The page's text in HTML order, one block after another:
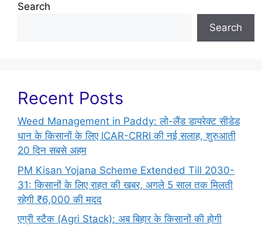
Search
Search
Recent Posts
Weed Management in Paddy: लो-लैंड डायरेक्ट सीडेड
धान के किसानों के लिए ICAR-CRRI की नई सलाह, शुरुआती
20 दिन सबसे अहम
PM Kisan Yojana Scheme Extended Till 2030-
31: किसानों के लिए राहत की खबर, अगले 5 साल तक मिलती
रहेगी ₹6,000 की मदद
एग्री स्टैक (Agri Stack): अब बिहार के किसानों की होगी